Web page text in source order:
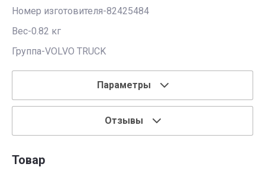
Номер изготовителя-82425484
Вес-0.82 кг
Группа-VOLVO TRUCK
Параметры
Отзывы
Товар